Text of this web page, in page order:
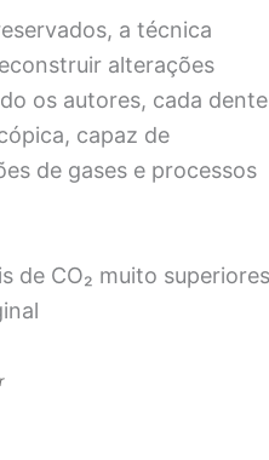
a técnica
alterações
os autores, cada dente
capaz de
de gases e processos